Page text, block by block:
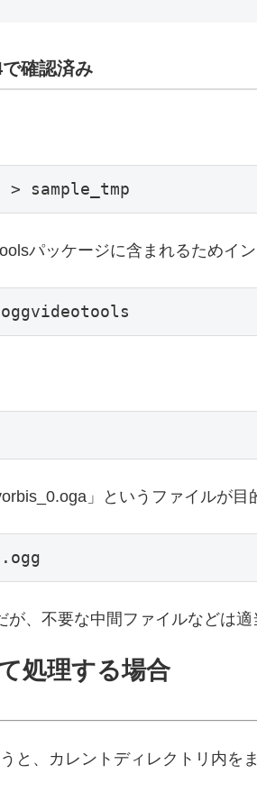
確認済み
パッケージに含まれるためイ
」というファイルが目
、不要な中間ファイルなどは適
処理する場合
と、カレントディレクトリ内を